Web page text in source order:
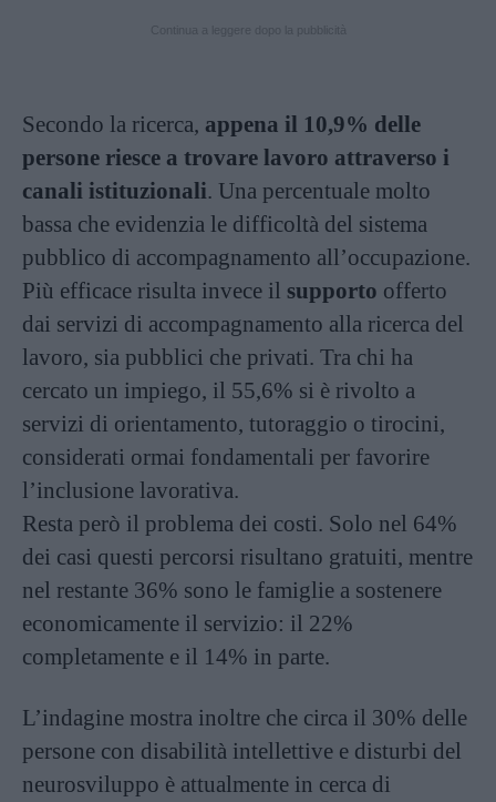
Secondo la ricerca, appena il 10,9% delle
persone riesce a trovare lavoro attraverso i
canali istituzionali. Una percentuale molto
bassa che evidenzia le difficoltà del sistema
pubblico di accompagnamento all’occupazione.
Più efficace risulta invece il supporto offerto
dai servizi di accompagnamento alla ricerca del
lavoro, sia pubblici che privati. Tra chi ha
cercato un impiego, il 55,6% si è rivolto a
servizi di orientamento, tutoraggio o tirocini,
considerati ormai fondamentali per favorire
l’inclusione lavorativa.
Resta però il problema dei costi. Solo nel 64%
dei casi questi percorsi risultano gratuiti, mentre
nel restante 36% sono le famiglie a sostenere
economicamente il servizio: il 22%
completamente e il 14% in parte.
L’indagine mostra inoltre che circa il 30% delle
persone con disabilità intellettive e disturbi del
neurosviluppo è attualmente in cerca di